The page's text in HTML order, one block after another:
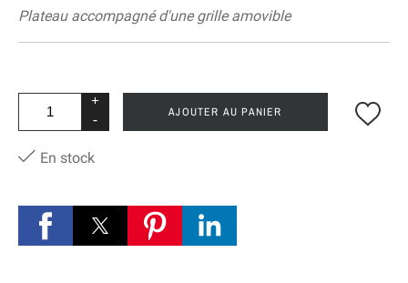
Plateau accompagné d'une grille amovible
+
-
AJOUTER AU PANIER
En stock